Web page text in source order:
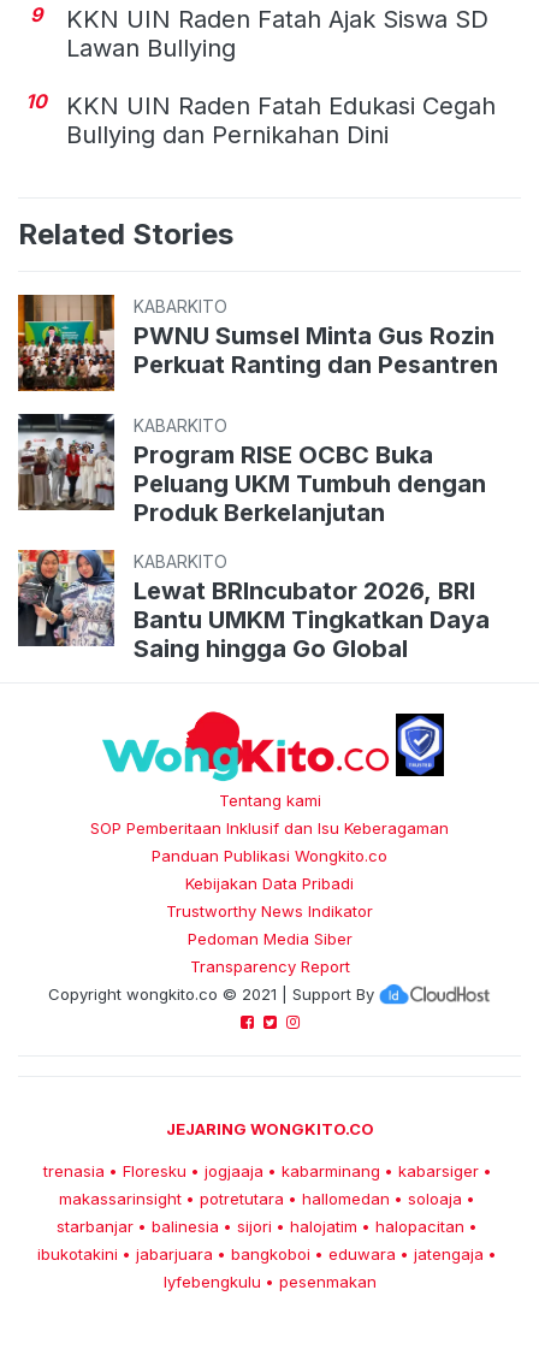
9
KKN UIN Raden Fatah Ajak Siswa SD
Lawan Bullying
10
KKN UIN Raden Fatah Edukasi Cegah
Bullying dan Pernikahan Dini
Related Stories
KABARKITO
PWNU Sumsel Minta Gus Rozin
Perkuat Ranting dan Pesantren
KABARKITO
Program RISE OCBC Buka
Peluang UKM Tumbuh dengan
Produk Berkelanjutan
KABARKITO
Lewat BRIncubator 2026, BRI
Bantu UMKM Tingkatkan Daya
Saing hingga Go Global
Tentang kami
SOP Pemberitaan Inklusif dan Isu Keberagaman
Panduan Publikasi Wongkito.co
Kebijakan Data Pribadi
Trustworthy News Indikator
Pedoman Media Siber
Transparency Report
Copyright wongkito.co © 2021 | Support By
JEJARING WONGKITO.CO
trenasia • Floresku • jogjaaja • kabarminang • kabarsiger •
makassarinsight • potretutara • hallomedan • soloaja •
starbanjar • balinesia • sijori • halojatim • halopacitan •
ibukotakini • jabarjuara • bangkoboi • eduwara • jatengaja •
lyfebengkulu • pesenmakan